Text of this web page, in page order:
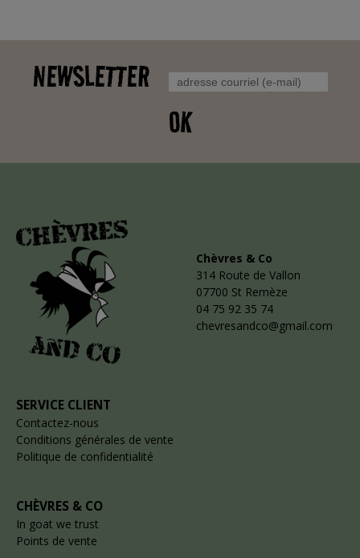
NEWSLETTER
OK
Chèvres & Co
314 Route de Vallon
07700 St Remèze
04 75 92 35 74
chevresandco@gmail.com
SERVICE CLIENT
Contactez-nous
Conditions générales de vente
Politique de confidentialité
CHÈVRES & CO
In goat we trust
Points de vente